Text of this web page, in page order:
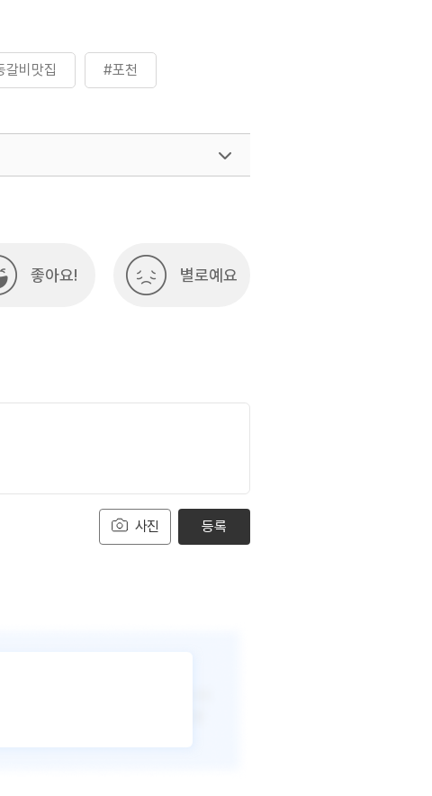
갈비맛집 #포천
좋아요! 별로예요
사진 등록